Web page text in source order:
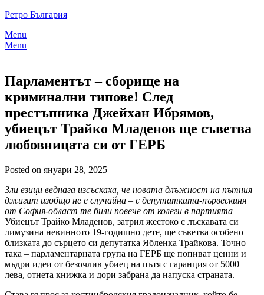
Skip
content
Ретро България
Menu
Menu
Парламентът – сборище на
криминални типове! След
престъпника Джейхан Ибрямов,
убиецът Трайко Младенов ще съветва
любовницата си от ГЕРБ
Posted on януари 28, 2025
Зли езици веднага изсъскаха, че новата длъжност на пътния
джигит изобщо не е случайна – с депутатката-първескиня
от София-област те били повече от колеги в партията
Убиецът Трайко Младенов, затрил жестоко с лъскавата си
лимузина невинното 19-годишно дете, ще съветва особено
близката до сърцето си депутатка Ябленка Трайкова. Точно
така – парламентарната група на ГЕРБ ще попиват ценни и
мъдри идеи от безочлив убиец на пътя с гаранция от 5000
лева, отнета книжка и дори забрана да напуска страната.